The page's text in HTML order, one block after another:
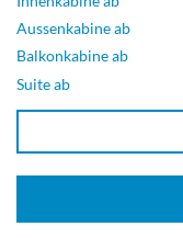
Aussenkabine ab
Balkonkabine ab
Suite ab